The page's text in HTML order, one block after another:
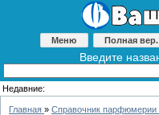
Меню Полная вер.
Введите
Недавние:
Главная » Справочник парфюмерии